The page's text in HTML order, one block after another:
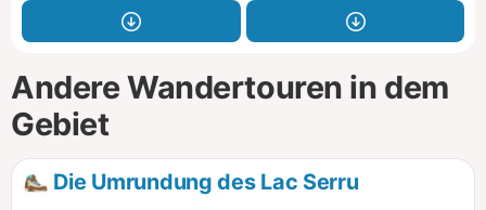
Andere Wandertouren in dem
Gebiet
Die Umrundung des Lac Serru